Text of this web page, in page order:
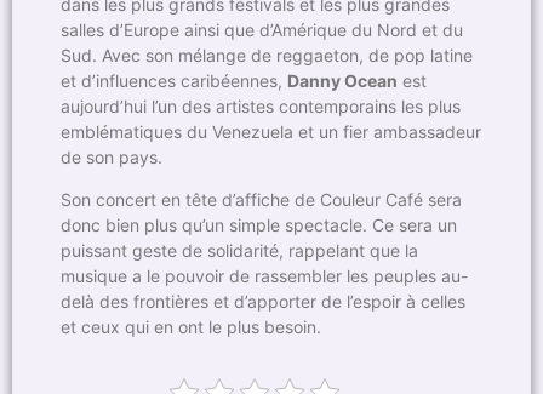
salles d’Europe ainsi que d’Amérique du Nord et du
Sud. Avec son mélange de reggaeton, de pop latine
et d’influences caribéennes, Danny Ocean est
aujourd’hui l’un des artistes contemporains les plus
emblématiques du Venezuela et un fier ambassadeur
de son pays.
Son concert en tête d’affiche de Couleur Café sera
donc bien plus qu’un simple spectacle. Ce sera un
puissant geste de solidarité, rappelant que la
musique a le pouvoir de rassembler les peuples au-
delà des frontières et d’apporter de l’espoir à celles
et ceux qui en ont le plus besoin.